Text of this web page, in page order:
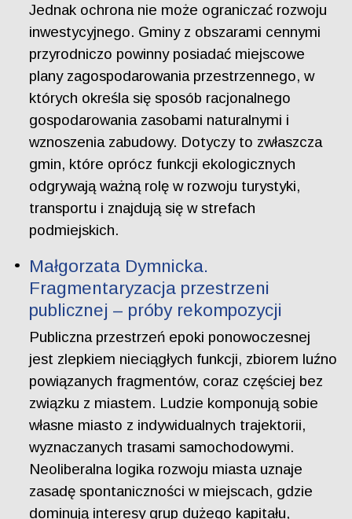
Jednak ochrona nie może ograniczać rozwoju
inwestycyjnego. Gminy z obszarami cennymi
przyrodniczo powinny posiadać miejscowe
plany zagospodarowania przestrzennego, w
których określa się sposób racjonalnego
gospodarowania zasobami naturalnymi i
wznoszenia zabudowy. Dotyczy to zwłaszcza
gmin, które oprócz funkcji ekologicznych
odgrywają ważną rolę w rozwoju turystyki,
transportu i znajdują się w strefach
podmiejskich.
Małgorzata Dymnicka.
Fragmentaryzacja przestrzeni
publicznej – próby rekompozycji
Publiczna przestrzeń epoki ponowoczesnej
jest zlepkiem nieciągłych funkcji, zbiorem luźno
powiązanych fragmentów, coraz częściej bez
związku z miastem. Ludzie komponują sobie
własne miasto z indywidualnych trajektorii,
wyznaczanych trasami samochodowymi.
Neoliberalna logika rozwoju miasta uznaje
zasadę spontaniczności w miejscach, gdzie
dominują interesy grup dużego kapitału,